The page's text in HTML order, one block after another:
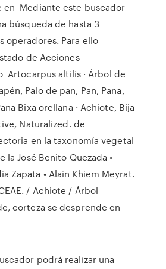
en Mediante este buscador
búsqueda de hasta 3
operadores. Para ello
de Acciones
Artocarpus altilis · Árbol de
Palo de pan, Pan, Pana,
Bixa orellana · Achiote, Bija
Naturalized. de
en la taxonomía vegetal
la José Benito Quezada •
Zapata • Alain Khiem Meyrat.
/ Achiote / Árbol
corteza se desprende en
podrá realizar una